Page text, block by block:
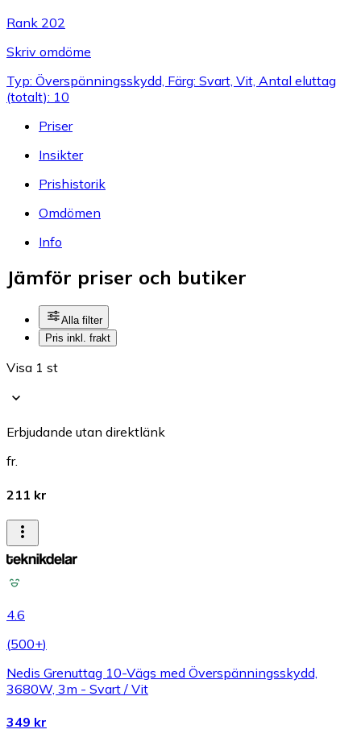
Rank 202
Skriv omdöme
Typ: Överspänningsskydd, Färg: Svart, Vit, Antal eluttag
(totalt): 10
Priser
Insikter
Prishistorik
Omdömen
Info
Jämför priser och butiker
Alla filter
Pris inkl. frakt
Visa 1 st
Erbjudande utan direktlänk
fr.
211 kr
4.6
(500+)
Nedis Grenuttag 10-Vägs med Överspänningsskydd,
3680W, 3m - Svart / Vit
349 kr